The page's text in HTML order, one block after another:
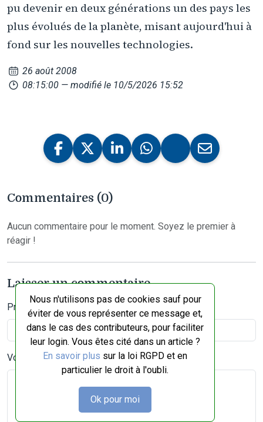
Nous n'utilisons pas de cookies sauf pour
éviter de vous représenter ce message et,
dans le cas des contributeurs, pour faciliter
leur login. Vous êtes cité dans un article ?
En savoir plus sur la loi RGPD et en
particulier le droit à l'oubli.
Ok pour moi
pu devenir en deux générations un des pays les
plus évolués de la planète, misant aujourd'hui à
fond sur les nouvelles technologies.
26 août 2008
08:15:00 — modifié le 10/5/2026 15:52
Commentaires (0)
Aucun commentaire pour le moment. Soyez le premier à
réagir !
Laisser un commentaire
Prénom et nom
Votre commentaire